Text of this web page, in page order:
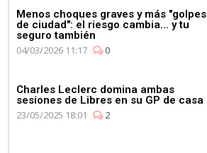
Menos choques graves y más "golpes
de ciudad": el riesgo cambia... y tu
seguro también
04/03/2026 11:17
0
Charles Leclerc domina ambas
sesiones de Libres en su GP de casa
23/05/2025 18:01
2